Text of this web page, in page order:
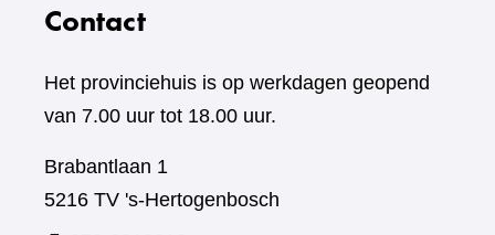
Contact
Het provinciehuis is op werkdagen geopend
van 7.00 uur tot 18.00 uur.
Brabantlaan 1
5216 TV 's-Hertogenbosch